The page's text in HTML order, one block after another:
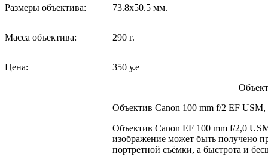
Размеры объектива: 73.8x50.5 мм.
Масса объектива: 290 г.
Цена:
350 у.е
Объектив Canon 100 mm f/2 EF
Объектив Canon EF 100 mm f/2,0
изображение может быть получено
портретной съёмки, а быстрота и